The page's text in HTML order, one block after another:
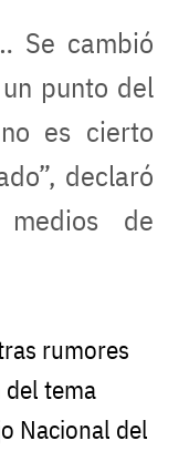
Se cambió
punto del
es cierto
declaró
de
rumores
del tema
Nacional del